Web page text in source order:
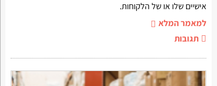
אישיים שלו או של הלקוחות.
למאמר המלא
תגובות